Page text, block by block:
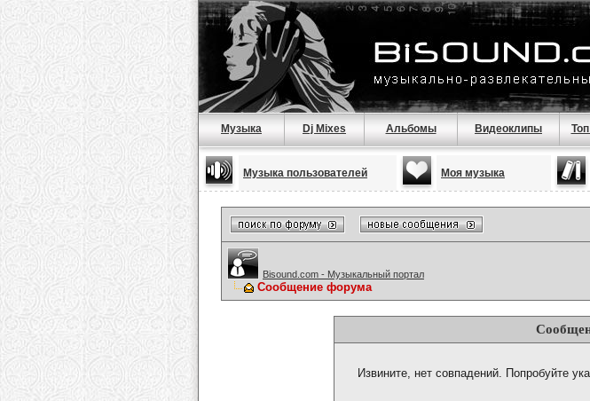
Музыка Dj Mixes Альбомы Видеоклипы
Музыка пользователей Моя музыка
Bisound.com - Музыкальный портал
Сообщение форума
Извините, нет совпадений. Попробуйте